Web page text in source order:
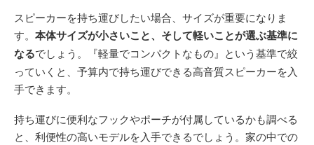
スピーカーを持ち運びしたい場合、サイズが重要になりま
す。 本体サイズが小さいこと、そして軽いことが選ぶ基準に
なるでしょう。『軽量でコンパクトなもの』という基準で絞
っていくと、予算内で持ち運びできる高音質スピーカーを入
手できます。
持ち運びに便利なフックやポーチが付属しているかも調べる
と、利便性の高いモデルを入手できるでしょう。家の中での